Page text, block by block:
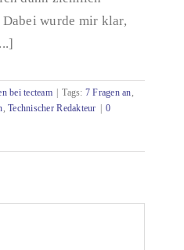
wurde mir klar,
bei tecteam Tags: 7 Fragen an,
,Technischer Redakteur
0